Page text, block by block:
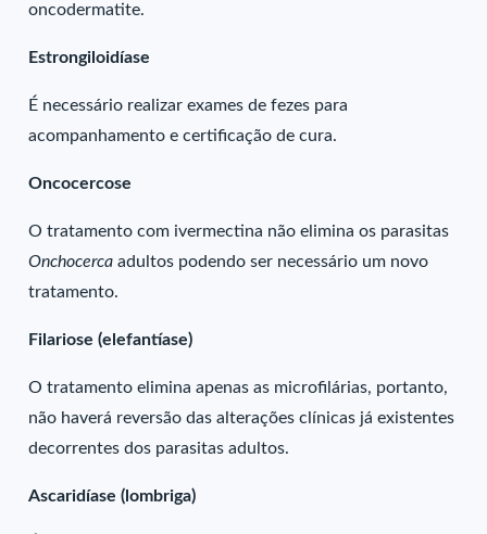
oncodermatite.
Estrongiloidíase
É necessário realizar exames de fezes para
acompanhamento e certificação de cura.
Oncocercose
O tratamento com ivermectina não elimina os parasitas
Onchocercaadultos podendo ser necessário um novo
tratamento.
Filariose (elefantíase)
O tratamento elimina apenas as microfilárias, portanto,
não haverá reversão das alterações clínicas já existentes
decorrentes dos parasitas adultos.
Ascaridíase (lombriga)